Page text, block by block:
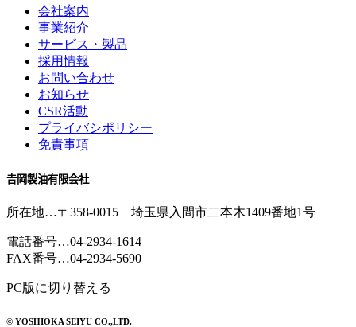
会社案内
事業紹介
サービス・製品
採用情報
お問い合わせ
お知らせ
CSR活動
プライバシポリシー
免責事項
𠮷岡製油有限会社
所在地…〒358-0015 埼玉県入間市二本木1409番地1号
電話番号…04-2934-1614
FAX番号…04-2934-5690
PC版に切り替える
© YOSHIOKA SEIYU CO.,LTD.